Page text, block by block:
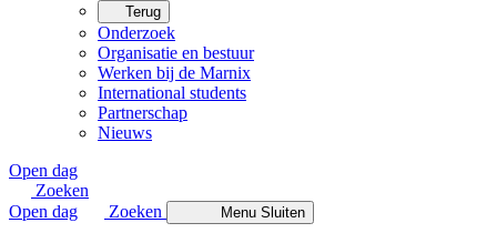
Terug
Onderzoek
Organisatie en bestuur
Werken bij de Marnix
International students
Partnerschap
Nieuws
Open dag
Zoeken
Open dag
Zoeken Menu Sluiten